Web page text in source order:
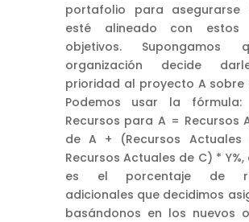
portafolio para asegurarse
esté alineado con estos
objetivos. Supongamos
organización decide
prioridad al proyecto A sobre
Podemos usar la fórmula:
Recursos para A = Recursos
de A + (Recursos
Recursos Actuales de C) * Y%,
es el porcentaje de
adicionales que decidimos
basándonos en los nuevos